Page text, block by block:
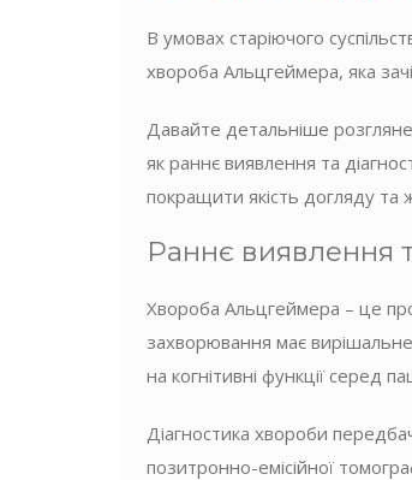
В умовах старіючого
хвороба Альцгеймера, яка
Давайте детальніше
як раннє виявлення та
покращити якість догляду та
Раннє виявлення
Хвороба Альцгеймера – це
захворювання має
на когнітивні функції серед
Діагностика хвороби
позитронно-емісійної